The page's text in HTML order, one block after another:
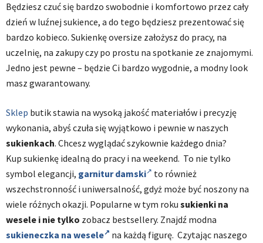
Będziesz czuć się bardzo swobodnie i komfortowo przez cały
dzień w luźnej sukience, a do tego będziesz prezentować się
bardzo kobieco. Sukienkę oversize założysz do pracy, na
uczelnię, na zakupy czy po prostu na spotkanie ze znajomymi.
Jedno jest pewne – będzie Ci bardzo wygodnie, a modny look
masz gwarantowany.
Sklep butik stawia na wysoką jakość materiałów i precyzję
wykonania, abyś czuła się wyjątkowo i pewnie w naszych
sukienkach. Chcesz wyglądać szykownie każdego dnia?
Kup sukienkę idealną do pracy i na weekend. To nie tylko
symbol elegancji, garnitur damski
to również
wszechstronność i uniwersalność, gdyż może być noszony na
wiele różnych okazji. Popularne w tym roku sukienki na
wesele i nie tylko zobacz bestsellery. Znajdź modna
sukieneczka na wesele
na każdą figurę. Czytając naszego